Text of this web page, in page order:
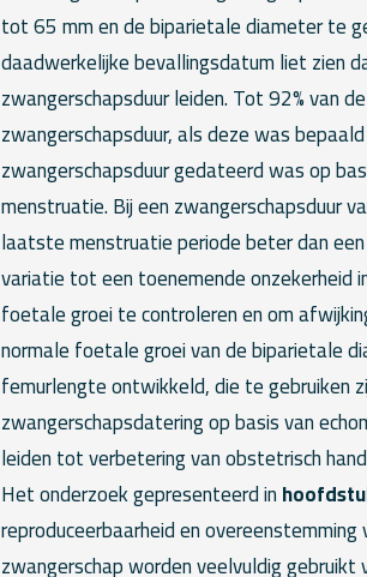
tot 65 mm en de biparietale diameter te
daadwerkelijke bevallingsdatum liet zien
zwangerschapsduur leiden. Tot 92% van
zwangerschapsduur, als deze was
zwangerschapsduur gedateerd was op
menstruatie. Bij een zwangerschapsduur
laatste menstruatie periode beter dan
variatie tot een toenemende onzekerheid
foetale groei te controleren en om
normale foetale groei van de biparietale
femurlengte ontwikkeld, die te gebruiken
zwangerschapsdatering op basis van
leiden tot verbetering van obstetrisch
Het onderzoek gepresenteerd in
reproduceerbaarheid en
zwangerschap worden veelvuldig gebruikt